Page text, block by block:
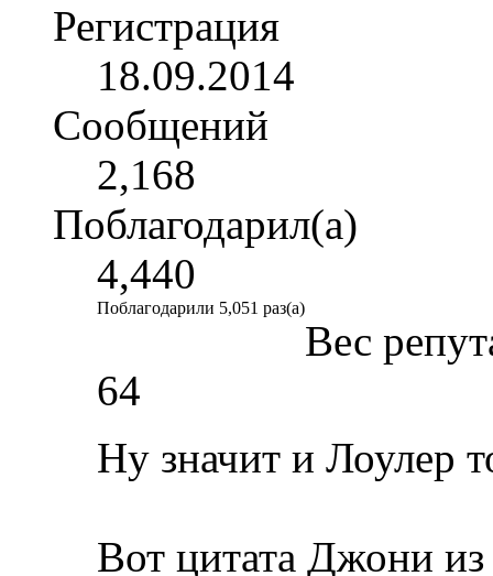
Регистрация
18.09.2014
Сообщений
2,168
Поблагодарил(а)
4,440
Поблагодарили 5,051 раз(а)
Вес
64
Ну значит и Лоулер
Вот цитата Джони